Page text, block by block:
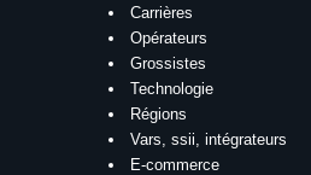
Carrières
Opérateurs
Grossistes
Technologie
Régions
Vars, ssii, intégrateurs
E-commerce